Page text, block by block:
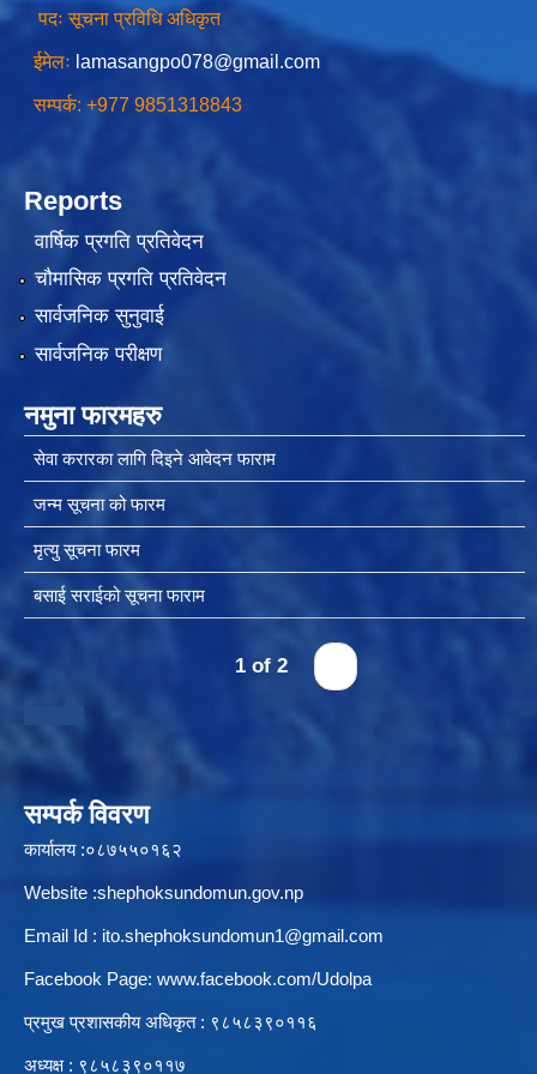
पदः सूचना प्रविधि अधिकृत
ईमेलः lamasangpo078@gmail.com
सम्पर्क: +977 9851318843
Reports
वार्षिक प्रगति प्रतिवेदन
चौमासिक प्रगति प्रतिवेदन
सार्वजनिक सुनुवाई
सार्वजनिक परीक्षण
नमुना फारमहरु
सेवा करारका लागि दिइने आवेदन फाराम
जन्म सूचना को फारम
मृत्यु सूचना फारम
बसाई सराईको सूचना फाराम
1 of 2
सम्पर्क विवरण
कार्यालय :०८७५५०१६२
Website :shephoksundomun.gov.np
Email Id : ito.shephoksundomun1@gmail.com
Facebook Page: www.facebook.com/Udolpa
प्रमुख प्रशासकीय अधिकृत : ९८५८३९०११६‍
अध्यक्ष : ९८५८३९०११७